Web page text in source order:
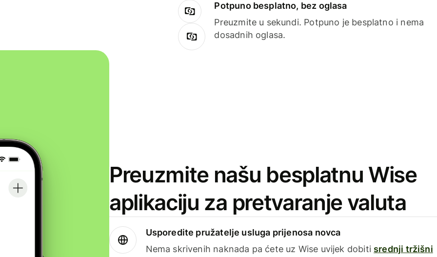
Potpuno besplatno, bez oglasa
Preuzmite u sekundi. Potpuno je besplatno i nema
dosadnih oglasa.
Preuzmite našu besplatnu Wise
aplikaciju za pretvaranje valuta
Usporedite pružatelje usluga prijenosa novca
Nema skrivenih naknada pa ćete uz Wise uvijek dobiti srednji tržišni